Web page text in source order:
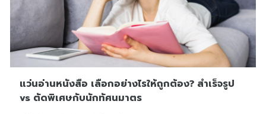
แว่นอ่านหนังสือ เลือกอย่างไรให้ถูกต้อง? สำเร็จรูป
vs ตัดพิเศษกับนักทัศนมาตร